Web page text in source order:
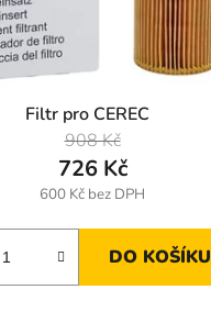
Filtr pro CEREC
600 Kč bez DPH
726 Kč
908 Kč
DO KOŠÍKU